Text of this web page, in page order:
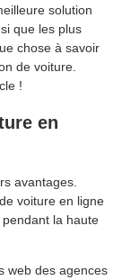
solution
que les plus
chose à savoir
de voiture.
!
en
avantages.
voiture en ligne
pendant la haute
web des agences